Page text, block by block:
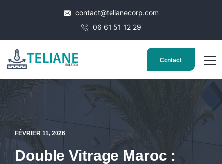
contact@telianecorp.com
06 61 51 12 29
Contact
FÉVRIER 11, 2026
Double Vitrage Maroc :